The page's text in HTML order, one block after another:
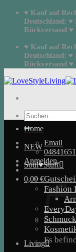
Zum
springen
♥ Kauf auf
Deutschland: ♥
Rückversand ♥
♥ Kauf auf
Deutschland: ♥
Rückversand ♥
Suchen
nach:
Email
Anmelden
0,00€
Es
Home
NEW
Soul♥Stuff
Fashion
Living